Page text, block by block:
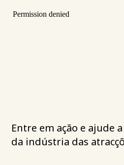
Entre em ação e ajude
da indústria das